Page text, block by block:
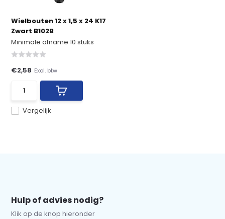
Wielbouten 12 x 1,5 x 24 K17
Zwart B102B
Minimale afname 10 stuks
Vergelijk
€2,58 Excl. btw
Hulp of advies nodig?
Klik op de knop hieronder